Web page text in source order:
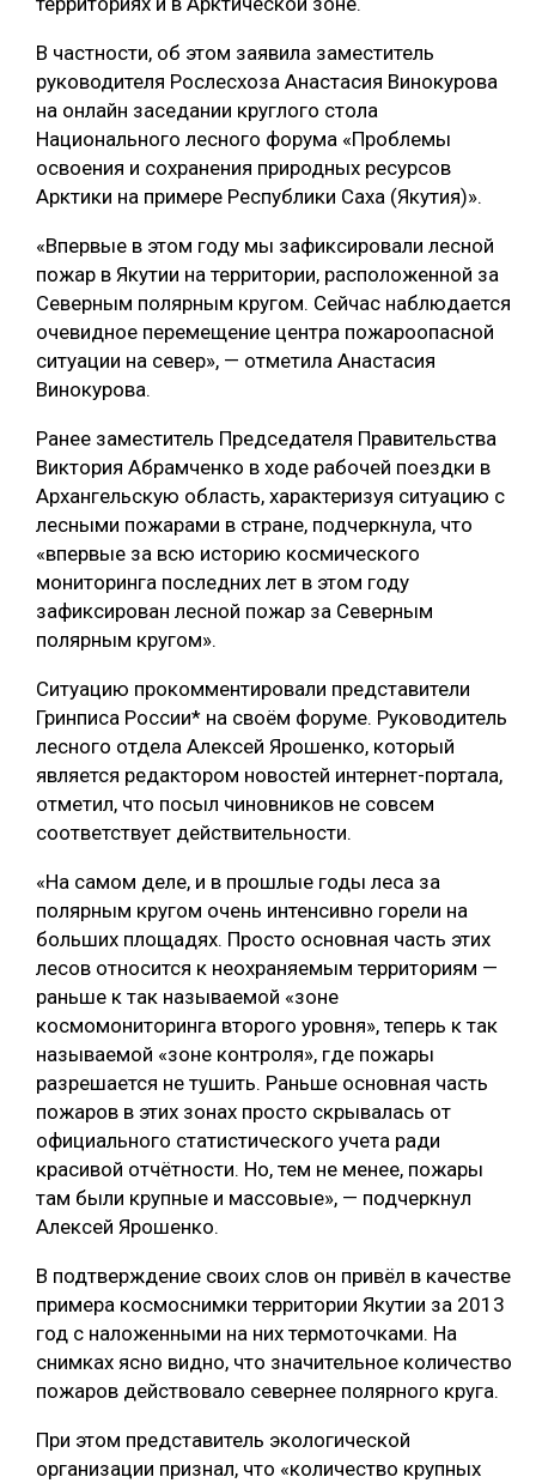
ЛЕСОВОССТАНОВЛЕНИЕ И ЗАЩИТА
ЛОГИСТИКА
ПРОИЗВОДСТВО ДРЕВЕСНЫХ ПЛИТ
ЦБП
КОМПЛЕКСНАЯ ПЕРЕРАБОТКА
ЛЕСОПИЛЕНИЕ
ДЕРЕВЯННОЕ ДОМОСТРОЕНИЕ
БЕЗОПАСНОЕ ПРОИЗВОДСТВО
СОРТИРОВКА ДРЕВЕСИНЫ
МЕБЕЛЬНОЕ ПРОИЗВОДСТВО
ПОДБОРКИ СТАТЕЙ
В частности, об этом заявила заместитель
руководителя Рослесхоза Анастасия Винокурова
на онлайн заседании круглого стола
Национального лесного форума «Проблемы
освоения и сохранения природных ресурсов
Арктики на примере Республики Саха (Якутия)».
«Впервые в этом году мы зафиксировали лесной
пожар в Якутии на территории, расположенной за
Северным полярным кругом. Сейчас наблюдается
очевидное перемещение центра пожароопасной
ситуации на север», — отметила Анастасия
Винокурова.
Ранее заместитель Председателя Правительства
Виктория Абрамченко в ходе рабочей поездки в
Архангельскую область, характеризуя ситуацию с
лесными пожарами в стране, подчеркнула, что
«впервые за всю историю космического
мониторинга последних лет в этом году
зафиксирован лесной пожар за Северным
полярным кругом».
Ситуацию прокомментировали представители
Гринписа России* на своём форуме. Руководитель
лесного отдела Алексей Ярошенко, который
является редактором новостей интернет-портала,
отметил, что посыл чиновников не совсем
соответствует действительности.
«На самом деле, и в прошлые годы леса за
полярным кругом очень интенсивно горели на
больших площадях. Просто основная часть этих
лесов относится к неохраняемым территориям —
раньше к так называемой «зоне
космомониторинга второго уровня», теперь к так
называемой «зоне контроля», где пожары
разрешается не тушить. Раньше основная часть
пожаров в этих зонах просто скрывалась от
официального статистического учета ради
красивой отчётности. Но, тем не менее, пожары
там были крупные и массовые», — подчеркнул
Алексей Ярошенко.
В подтверждение своих слов он привёл в качестве
примера космоснимки территории Якутии за 2013
год с наложенными на них термоточками. На
снимках ясно видно, что значительное количество
пожаров действовало севернее полярного круга.
При этом представитель экологической
организации признал, что «количество крупных